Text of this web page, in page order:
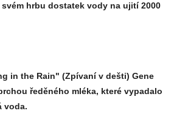
svém hrbu dostatek vody na ujití 2000
in the Rain" (Zpívaní v dešti) Gene
ředěného mléka, které vypadalo
voda.